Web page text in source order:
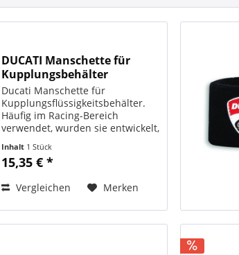
DUCATI Manschette für
Kupplungsbehälter
Ducati Manschette für
Kupplungsflüssigkeitsbehälter.
Häufig im Racing-Bereich
verwendet, wurden sie entwickelt,
versehentlichem Auslauf von
Flüssigkeit sowie vor UV-Strahlen
Inhalt 1 Stück
15,35 € *
Vergleichen Merken